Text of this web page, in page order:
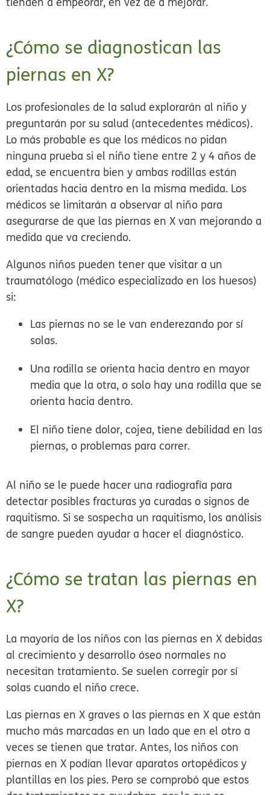
¿Cómo se diagnostican las
piernas en X?
Los profesionales de la salud explorarán al niño y
preguntarán por su salud (antecedentes médicos).
Lo más probable es que los médicos no pidan
ninguna prueba si el niño tiene entre 2 y 4 años de
edad, se encuentra bien y ambas rodillas están
orientadas hacia dentro en la misma medida. Los
médicos se limitarán a observar al niño para
asegurarse de que las piernas en X van mejorando a
medida que va creciendo.
Algunos niños pueden tener que visitar a un
traumatólogo (médico especializado en los huesos)
si:
Las piernas no se le van enderezando por sí
solas.
Una rodilla se orienta hacia dentro en mayor
media que la otra, o solo hay una rodilla que se
orienta hacia dentro.
El niño tiene dolor, cojea, tiene debilidad en las
piernas, o problemas para correr.
Al niño se le puede hacer una radiografía para
detectar posibles fracturas ya curadas o signos de
raquitismo. Si se sospecha un raquitismo, los análisis
de sangre pueden ayudar a hacer el diagnóstico.
¿Cómo se tratan las piernas en
X?
La mayoría de los niños con las piernas en X debidas
al crecimiento y desarrollo óseo normales no
necesitan tratamiento. Se suelen corregir por sí
solas cuando el niño crece.
Las piernas en X graves o las piernas en X que están
mucho más marcadas en un lado que en el otro a
veces se tienen que tratar. Antes, los niños con
piernas en X podían llevar aparatos ortopédicos y
plantillas en los pies. Pero se comprobó que estos